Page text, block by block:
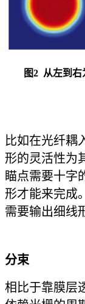
图2 从左到
比如在光纤耦
形的灵活性为
瞄点需要十字
形才能来完成
需要输出细线
分束
相比于靠膜层